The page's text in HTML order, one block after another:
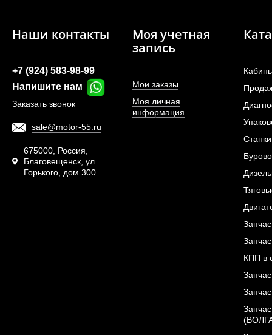
ПОД
ТНВД (топливный
давления)
Наши контакты
+7 (924) 583-98-99
Напишите нам
Заказать звонок
sale@motor-55.ru
675000, Россия,
Благовещенск, ул.
Горького, дом 300
Моя учетная
запись
Мои заказы
Моя личная
информация
КПП в